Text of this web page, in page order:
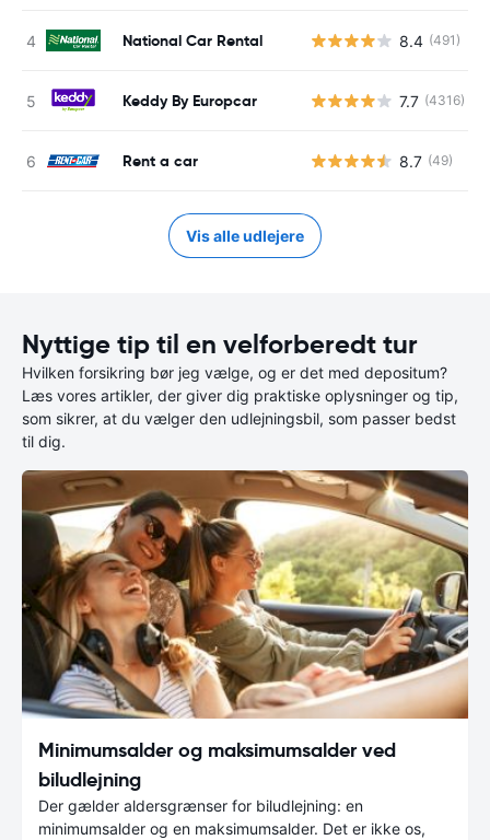
National Car Rental 8.4 (491)
Keddy By Europcar 7.7 (4316)
Rent a car 8.7 (49)
Vis alle udlejere
Nyttige tip til en velforberedt tur
Hvilken forsikring bør jeg vælge, og er det med depositum?
Læs vores artikler, der giver dig praktiske oplysninger og tip,
som sikrer, at du vælger den udlejningsbil, som passer bedst
til dig.
Minimumsalder og maksimumsalder ved
biludlejning
Der gælder aldersgrænser for biludlejning: en
minimumsalder og en maksimumsalder. Det er ikke os,